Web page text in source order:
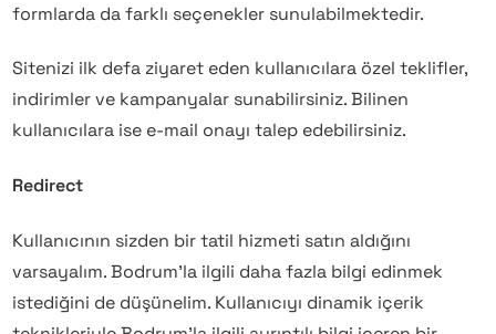
formlarda da farklı seçenekler sunulabilmektedir.
Sitenizi ilk defa ziyaret eden kullanıcılara özel teklifler,
indirimler ve kampanyalar sunabilirsiniz. Bilinen
kullanıcılara ise e-mail onayı talep edebilirsiniz.
Redirect
Kullanıcının sizden bir tatil hizmeti satın aldığını
varsayalım. Bodrum’la ilgili daha fazla bilgi edinmek
istediğini de düşünelim. Kullanıcıyı dinamik içerik